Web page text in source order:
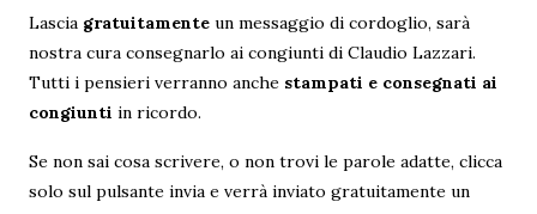
Lascia gratuitamenteun messaggio di cordoglio, sarà
nostra cura consegnarlo ai congiunti di Claudio Lazzari.
Tutti i pensieri verranno anche stampati e consegnati ai
congiunti in ricordo.
Se non sai cosa scrivere, o non trovi le parole adatte, clicca
solo sul pulsante invia e verrà inviato gratuitamente un